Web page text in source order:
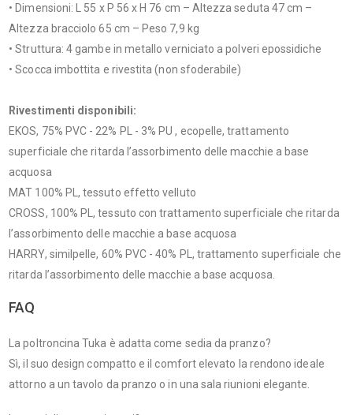
• Dimensioni: L 55 x P 56 x H 76 cm – Altezza seduta 47 cm –
Altezza bracciolo 65 cm – Peso 7,9 kg
• Struttura: 4 gambe in metallo verniciato a polveri epossidiche
• Scocca imbottita e rivestita (non sfoderabile)
Rivestimenti disponibili:
EKOS, 75% PVC - 22% PL - 3% PU , ecopelle, trattamento
superficiale che ritarda l’assorbimento delle macchie a base
acquosa
MAT 100% PL, tessuto effetto velluto
CROSS, 100% PL, tessuto con trattamento superficiale che ritarda
l’assorbimento delle macchie a base acquosa
HARRY, similpelle, 60% PVC - 40% PL, trattamento superficiale che
ritarda l’assorbimento delle macchie a base acquosa.
FAQ
La poltroncina Tuka è adatta come sedia da pranzo?
Sì, il suo design compatto e il comfort elevato la rendono ideale
attorno a un tavolo da pranzo o in una sala riunioni elegante.